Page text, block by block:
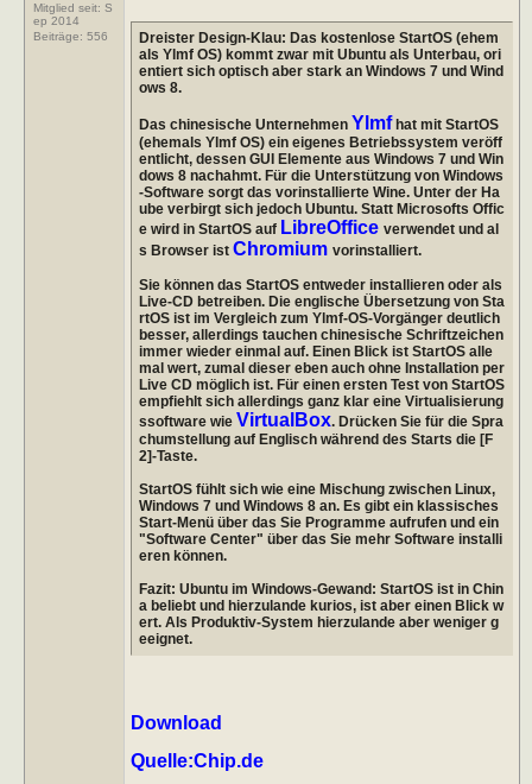
Mitglied seit: S
ep 2014
Beiträge: 556
Dreister Design-Klau: Das kostenlose StartOS (ehem
als Ylmf OS) kommt zwar mit Ubuntu als Unterbau, ori
entiert sich optisch aber stark an Windows 7 und Wind
ows 8.
Das chinesische Unternehmen Ylmfhat mit StartOS
(ehemals Ylmf OS) ein eigenes Betriebssystem veröff
entlicht, dessen GUI Elemente aus Windows 7 und Win
dows 8 nachahmt. Für die Unterstützung von Windows
-Software sorgt das vorinstallierte Wine. Unter der Ha
ube verbirgt sich jedoch Ubuntu. Statt Microsofts Offic
e wird in StartOS auf LibreOffice verwendet und al
s Browser ist Chromium vorinstalliert.
Sie können das StartOS entweder installieren oder als
Live-CD betreiben. Die englische Übersetzung von Sta
rtOS ist im Vergleich zum Ylmf-OS-Vorgänger deutlich
besser, allerdings tauchen chinesische Schriftzeichen
immer wieder einmal auf. Einen Blick ist StartOS alle
mal wert, zumal dieser eben auch ohne Installation per
Live CD möglich ist. Für einen ersten Test von StartOS
empfiehlt sich allerdings ganz klar eine Virtualisierung
ssoftware wie VirtualBox. Drücken Sie für die Spra
chumstellung auf Englisch während des Starts die [F
2]-Taste.
StartOS fühlt sich wie eine Mischung zwischen Linux,
Windows 7 und Windows 8 an. Es gibt ein klassisches
Start-Menü über das Sie Programme aufrufen und ein
"Software Center" über das Sie mehr Software installi
eren können.
Fazit: Ubuntu im Windows-Gewand: StartOS ist in Chin
a beliebt und hierzulande kurios, ist aber einen Blick w
ert. Als Produktiv-System hierzulande aber weniger g
eeignet.
Download
Quelle:Chip.de